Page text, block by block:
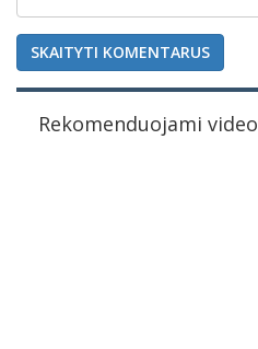
SKAITYTI KOMENTARUS
Rekomenduojami video